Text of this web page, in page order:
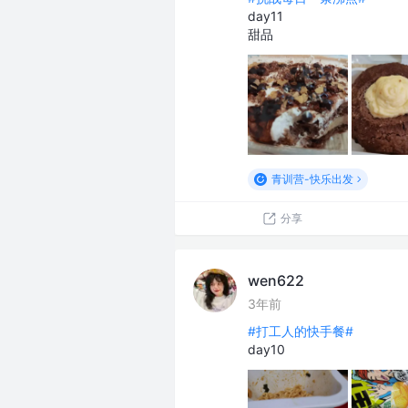
day11
甜品
青训营-快乐出发
分享
wen622
3年前
#打工人的快手餐#
day10